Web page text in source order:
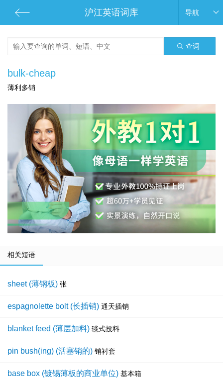
沪江英语词库 导航
查词
bulk-cheap
薄利多销
相关短语
sheet (薄钢板) 张
espagnolette bolt (长插销) 通天插销
blanket feed (薄层加料) 毯式投料
pin bush(ing) (活塞销的) 销衬套
base box (镀锡薄板的商业单位) 基本箱